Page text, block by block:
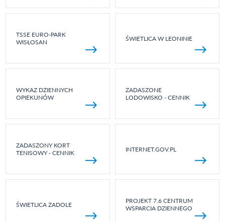
TSSE EURO-PARK
WISŁOSAN
ŚWIETLICA W LEONINIE
WYKAZ DZIENNYCH
OPIEKUNÓW
ZADASZONE
LODOWISKO - CENNIK
ZADASZONY KORT
TENISOWY - CENNIK
INTERNET.GOV.PL
ŚWIETLICA ZADOLE
PROJEKT 7.6 CENTRUM
WSPARCIA DZIENNEGO